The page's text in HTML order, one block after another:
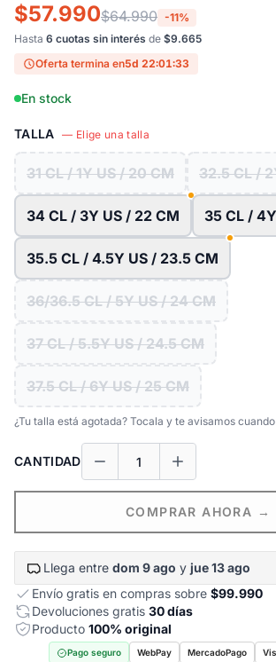
$57.990$64.990 -11%
Hasta 6 cuotas sin interés de $9.665
Oferta termina en5d 22:01:32
En stock
TALLA — Elige una talla
31 CL / 1Y US / 20 CM 32.5 CL /
34 CL / 3Y US / 22 CM 35 CL /
35.5 CL / 4.5Y US / 23.5 CM
36/36.5 CL / 5Y US / 24 CM
37 CL / 5.5Y US / 24.5 CM
37.5 CL / 6Y US / 25 CM
¿Tu talla está agotada? Tocala y te avisamos
CANTIDAD
COMPRAR AHORA →
Llega entre dom 9 ago y jue 13 ago
Envío gratis en compras sobre $99.990
Devoluciones gratis 30 días
Producto 100% original
Pago seguro WebPay MercadoPago